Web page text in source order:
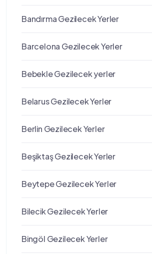
Bandırma Gezilecek Yerler
Barcelona Gezilecek Yerler
Bebekle Gezilecek yerler
Belarus Gezilecek Yerler
Berlin Gezilecek Yerler
Beşiktaş Gezilecek Yerler
Beytepe Gezilecek Yerler
Bilecik Gezilecek Yerler
Bingöl Gezilecek Yerler